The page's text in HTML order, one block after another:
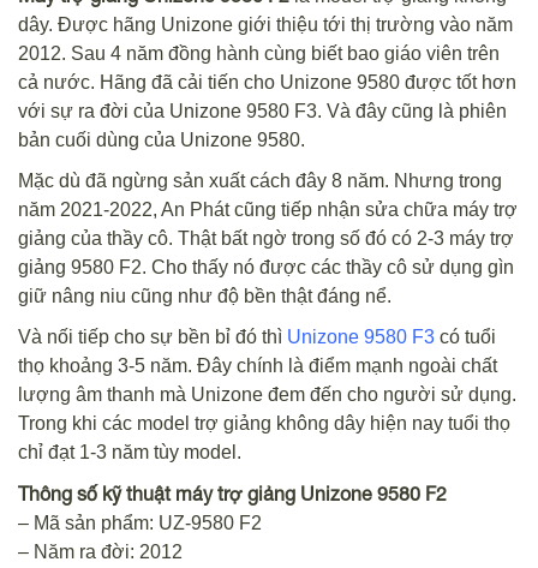
dây. Được hãng Unizone giới thiệu tới thị trường vào năm
2012. Sau 4 năm đồng hành cùng biết bao giáo viên trên
cả nước. Hãng đã cải tiến cho Unizone 9580 được tốt hơn
với sự ra đời của Unizone 9580 F3. Và đây cũng là phiên
bản cuối dùng của Unizone 9580.
Mặc dù đã ngừng sản xuất cách đây 8 năm. Nhưng trong
năm 2021-2022, An Phát cũng tiếp nhận sửa chữa máy trợ
giảng của thầy cô. Thật bất ngờ trong số đó có 2-3 máy trợ
giảng 9580 F2. Cho thấy nó được các thầy cô sử dụng gìn
giữ nâng niu cũng như độ bền thật đáng nể.
Và nối tiếp cho sự bền bỉ đó thì Unizone 9580 F3 có tuổi
thọ khoảng 3-5 năm. Đây chính là điểm mạnh ngoài chất
lượng âm thanh mà Unizone đem đến cho người sử dụng.
Trong khi các model trợ giảng không dây hiện nay tuổi thọ
chỉ đạt 1-3 năm tùy model.
Thông số kỹ thuật máy trợ giảng Unizone 9580 F2
– Mã sản phẩm: UZ-9580 F2
– Năm ra đời: 2012